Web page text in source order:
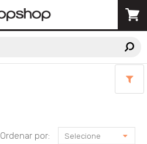
Ordenar por: Selecione